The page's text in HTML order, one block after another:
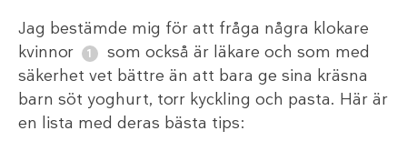
Jag bestämde mig för att fråga några klokare
kvinnor
som också är läkare och som med
säkerhet vet bättre än att bara ge sina kräsna
barn söt yoghurt, torr kyckling och pasta. Här är
en lista med deras bästa tips: